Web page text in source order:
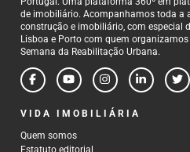
de imobiliário. Acompanhamos toda a
construção e imobiliário, com especial
Lisboa e Porto com quem
Semana da Reabilitação Urbana.
VIDA IMOBILIÁRIA
Quem somos
Estatuto editorial